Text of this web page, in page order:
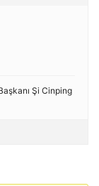
Şi Cinping